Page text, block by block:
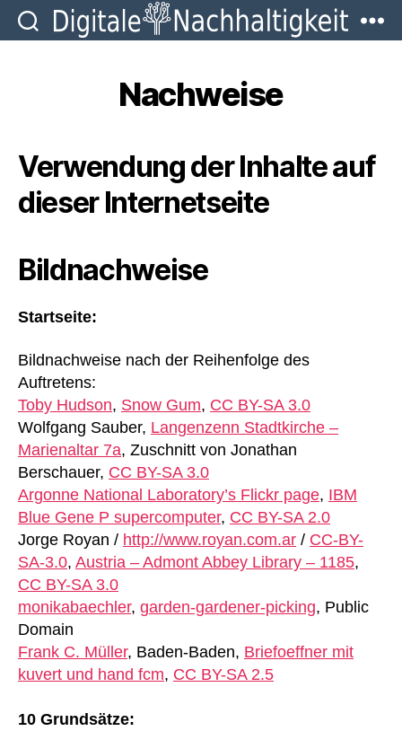
Nachweise
Verwendung der Inhalte auf
dieser Internetseite
Bildnachweise
Startseite:
Bildnachweise nach der Reihenfolge des
Auftretens:
Toby Hudson, Snow Gum, CC BY-SA 3.0
Wolfgang Sauber, Langenzenn Stadtkirche –
Marienaltar 7a, Zuschnitt von Jonathan
Berschauer, CC BY-SA 3.0
Argonne National Laboratory’s Flickr page, IBM
Blue Gene P supercomputer, CC BY-SA 2.0
Jorge Royan / http://www.royan.com.ar / CC-BY-
SA-3.0, Austria – Admont Abbey Library – 1185,
CC BY-SA 3.0
monikabaechler, garden-gardener-picking, Public
Domain
Frank C. Müller, Baden-Baden, Briefoeffner mit
kuvert und hand fcm, CC BY-SA 2.5
10 Grundsätze: